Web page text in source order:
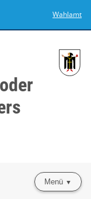
Wahlamt
Menü